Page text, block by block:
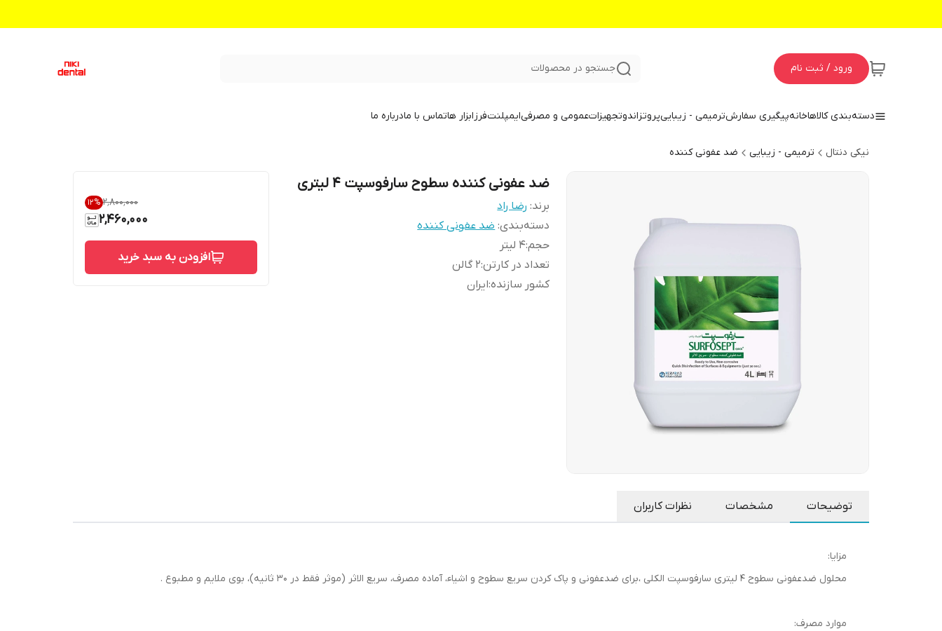
ورود / ثبت نام جستجو در محصولات
دسته‌بندی کالاهاخانهپیگیری سفارشترمیمی - زیباییپروتزاندوتجهیزاتعمومی و مصرفیایمپلنتفرزابزار هاتماس با مادرباره ما
نیکی دنتال ترمیمی - زیبایی ضد عفونی کننده
ضد عفونی کننده سطوح سارفوسپت 4 لیتری
برند: رضا راد
دسته‌بندی:ضد عفونی کننده
حجم:4 لیتر
تعداد در کارتن:2 گالن
کشور سازنده:ایران
۲٬۸۰۰٬۰۰۰ 12%
2,460,000
افزودن به سبد خرید
توضیحات مشخصات نظرات کاربران
مزایا:
محلول ضدعفونی سطوح 4 لیتری سارفوسپت الکلی ،برای ضدعفونی و پاک کردن سریع سطوح و اشیاء، آماده مصرف، سریع الاثر (موثر فقط در 30 ثانیه)، بوی ملایم و مطبوع .
موارد مصرف: